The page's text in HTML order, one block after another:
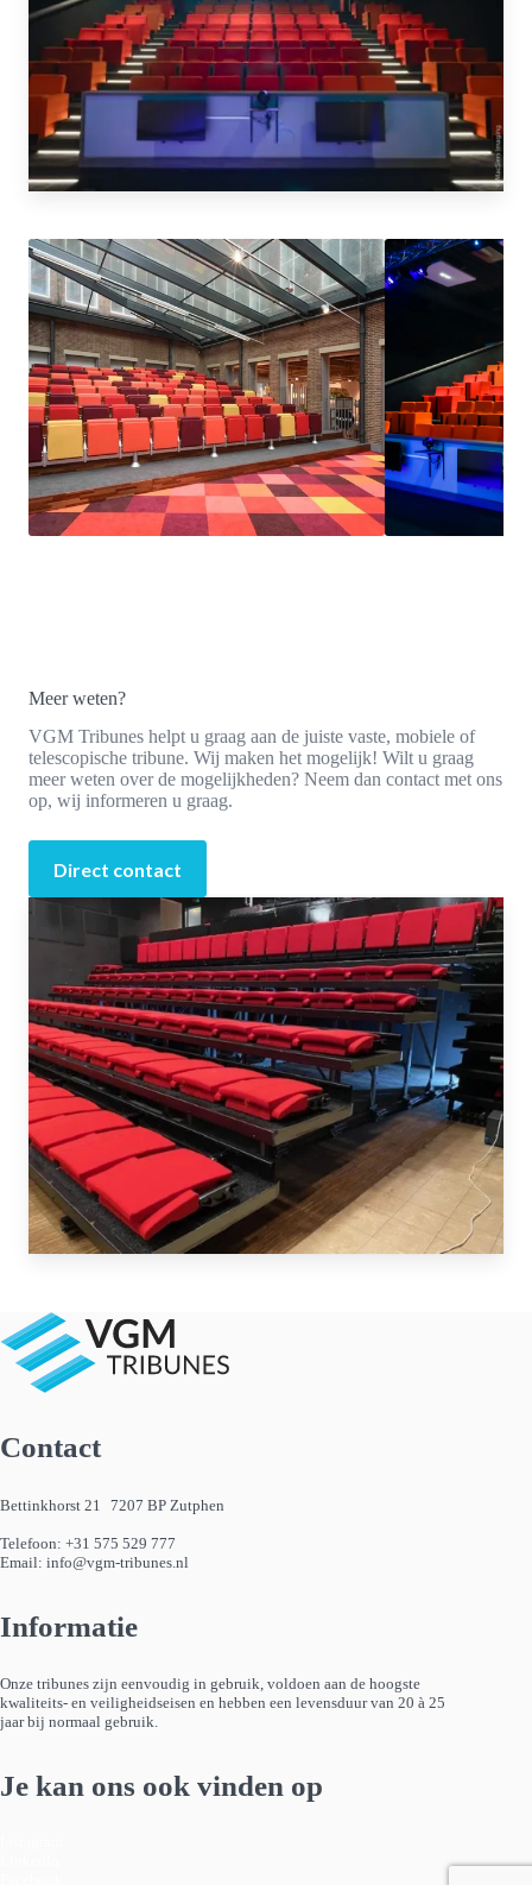
Meer weten?
VGM Tribunes helpt u graag aan de juiste vaste, mobiele of
telescopische tribune. Wij maken het mogelijk! Wilt u graag
meer weten over de mogelijkheden? Neem dan contact met ons
op, wij informeren u graag.
Direct contact
Contact
Bettinkhorst 21 7207 BP Zutphen
Telefoon: +31 575 529 777
Email: info@vgm-tribunes.nl
Informatie
Onze tribunes zijn eenvoudig in gebruik, voldoen aan de hoogste
kwaliteits- en veiligheidseisen en hebben een levensduur van 20 à 25
jaar bij normaal gebruik.
Je kan ons ook vinden op